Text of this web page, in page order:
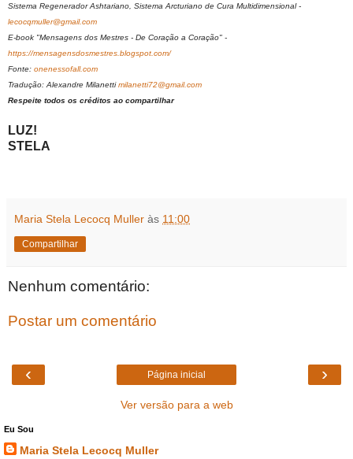
Sistema Regenerador Ashtariano, Sistema Arcturiano de Cura Multidimensional -
lecocqmuller@gmail.com
E-book "Mensagens dos Mestres - De Coração a Coração" -
https://mensagensdosmestres.blogspot.com/
Fonte: onenessofall.com
Tradução: Alexandre Milanettimilanetti72@gmail.com
Respeite todos os créditos ao compartilhar
LUZ!
STELA
Maria Stela Lecocq Muller às 11:00
Compartilhar
Nenhum comentário:
Postar um comentário
‹ ›
Página inicial
Ver versão para a web
Eu Sou
Maria Stela Lecocq Muller